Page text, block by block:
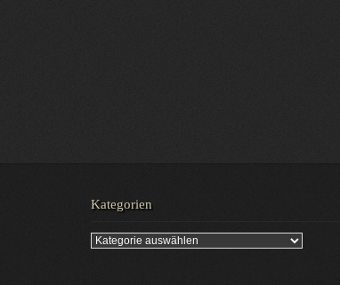
Kategorien
Kategorien